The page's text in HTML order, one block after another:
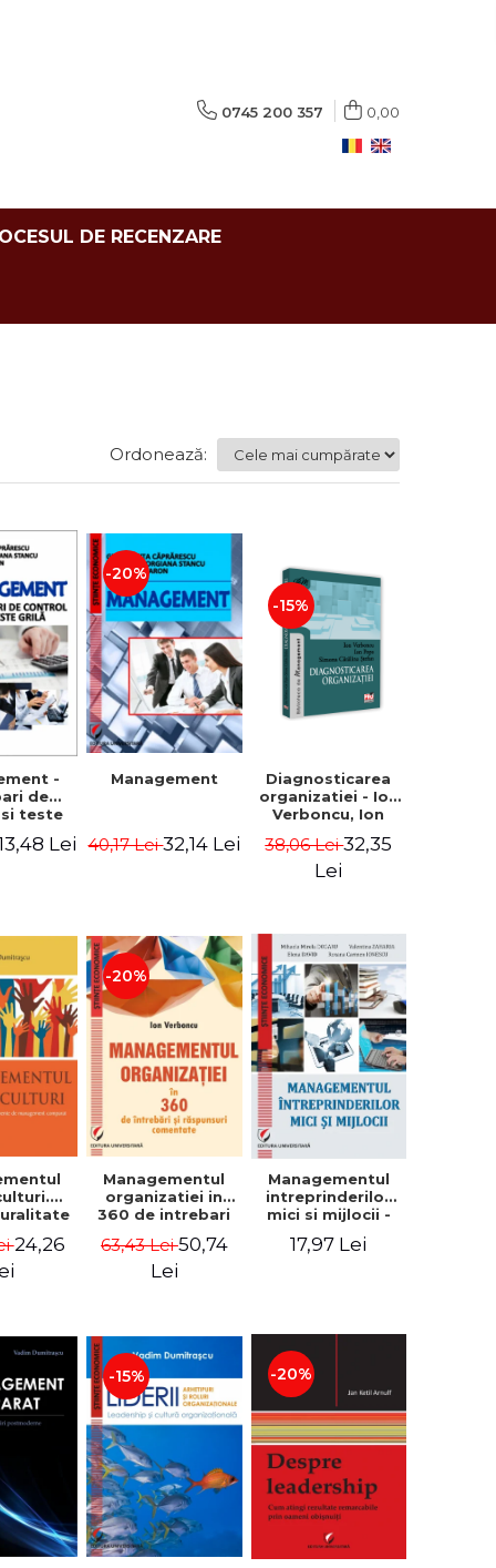
0745 200 357 0,00
DE RECENZARE
Ordonează:
-
de
teste
Lei
-20%
Management
40,17 Lei32,14 Lei
-15%
Diagnosticarea
organizatiei - Ion
Verboncu, Ion
Catalina Stefan
38,06 Lei32,35
Lei
-
24,26
-20%
Managementul
organizatiei in
360 de intrebari
comentate - Ion
Verboncu
63,43 Lei50,74
Lei
Managementul
intreprinderilor
mici si mijlocii -
Mihaela-Mirela
17,97 Lei
-15% -20%